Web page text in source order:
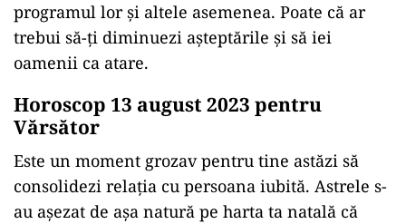
programul lor și altele asemenea. Poate că ar
trebui să-ți diminuezi așteptările și să iei
oamenii ca atare.
Horoscop 13 august 2023 pentru
Vărsător
Este un moment grozav pentru tine astăzi să
consolidezi relația cu persoana iubită. Astrele s-
au așezat de așa natură pe harta ta natală că